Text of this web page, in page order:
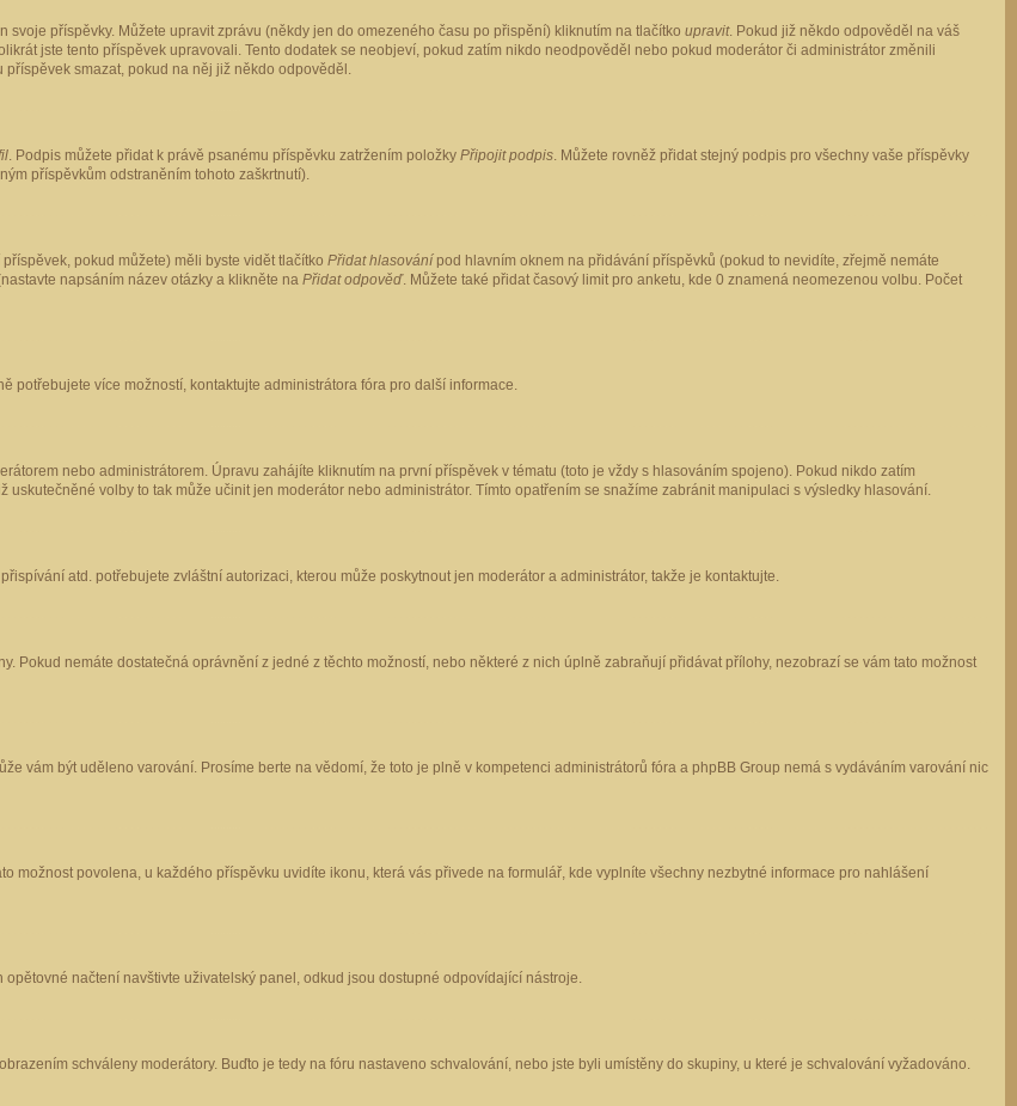
příspěvky. Můžete upravit zprávu (někdy jen do omezeného času po přispění) kliknutím na tlačítko upravit. Pokud již někdo odpověděl na váš
jste tento příspěvek upravovali. Tento dodatek se neobjeví, pokud zatím nikdo neodpověděl nebo pokud moderátor či administrátor změnili
smazat, pokud na něj již někdo odpověděl.
. Podpis můžete přidat k právě psanému příspěvku zatržením položky Připojit podpis. Můžete rovněž přidat stejný podpis pro všechny vaše příspěvky
příspěvkům odstraněním tohoto zaškrtnutí).
pokud můžete) měli byste vidět tlačítko Přidat hlasování pod hlavním oknem na přidávání příspěvků (pokud to nevidíte, zřejmě nemáte
napsáním název otázky a klikněte na Přidat odpověď. Můžete také přidat časový limit pro anketu, kde 0 znamená neomezenou volbu. Počet
potřebujete více možností, kontaktujte administrátora fóra pro další informace.
nebo administrátorem. Úpravu zahájíte kliknutím na první příspěvek v tématu (toto je vždy s hlasováním spojeno). Pokud nikdo zatím
volby to tak může učinit jen moderátor nebo administrátor. Tímto opatřením se snažíme zabránit manipulaci s výsledky hlasování.
atd. potřebujete zvláštní autorizaci, kterou může poskytnout jen moderátor a administrátor, takže je kontaktujte.
Pokud nemáte dostatečná oprávnění z jedné z těchto možností, nebo některé z nich úplně zabraňují přidávat přílohy, nezobrazí se vám tato možnost
vám být uděleno varování. Prosíme berte na vědomí, že toto je plně v kompetenci administrátorů fóra a phpBB Group nemá s vydáváním varování nic
možnost povolena, u každého příspěvku uvidíte ikonu, která vás přivede na formulář, kde vyplníte všechny nezbytné informace pro nahlášení
načtení navštivte uživatelský panel, odkud jsou dostupné odpovídající nástroje.
schváleny moderátory. Buďto je tedy na fóru nastaveno schvalování, nebo jste byli umístěny do skupiny, u které je schvalování vyžadováno.